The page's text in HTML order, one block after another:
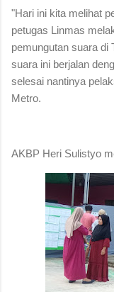
"Hari ini kita melihat
petugas Linmas
pemungutan suara di
suara ini berjalan
selesai nantinya
Metro.
AKBP Heri Sulistyo